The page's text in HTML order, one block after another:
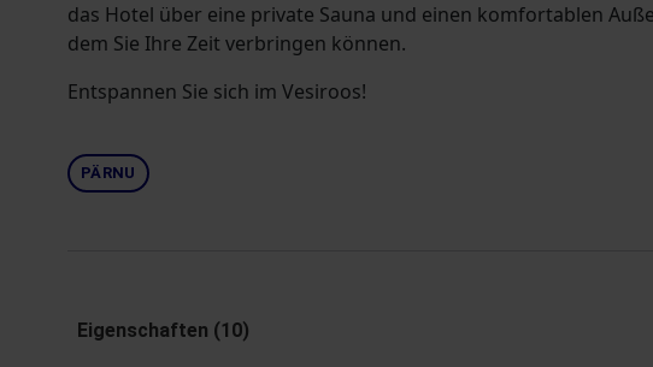
das Hotel über eine private Sauna und einen komfortablen
dem Sie Ihre Zeit verbringen können.
Entspannen Sie sich im Vesiroos!
PÄRNU
Eigenschaften (10)